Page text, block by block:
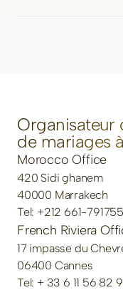
Organisateur
de mariages
420 Sidi ghanem
40000 Marrakech
Tel: +212 661-791755
Morocco Office
17 impasse du
06400 Cannes
Tel: + 33 6 11 56 82
French Riviera